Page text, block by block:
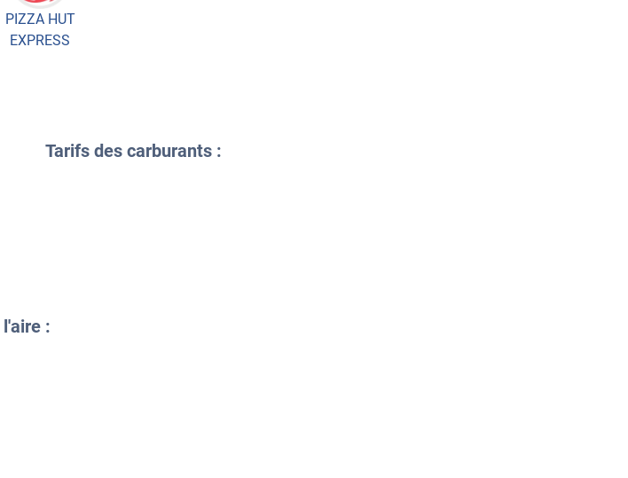
PIZZA HUT
EXPRESS
Tarifs des carburants :
: